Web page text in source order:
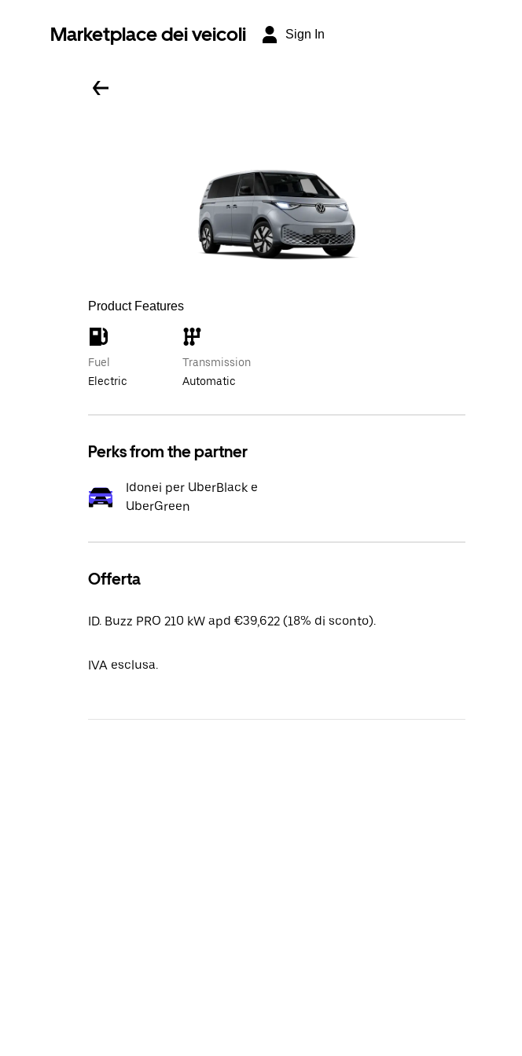
Marketplace dei veicoli Sign In
Product Features
Fuel
Electric
Transmission
Automatic
Perks from the partner
Idonei per UberBlack e
UberGreen
Offerta
ID. Buzz PRO 210 kW apd €39,622 (18% di sconto).
IVA esclusa.